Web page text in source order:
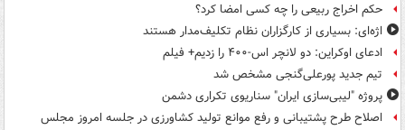
حکم اخراج ربیعی را چه کسی امضا کرد؟
اژه‌ای: بسیاری از کارگزاران نظام تکلیف‌مدار هستند
ادعای اوکراین: دو لانچر اس-۴۰۰ را زدیم+ فیلم
تیم جدید پورعلی‌گنجی مشخص شد
پروژه "لیبی‌سازی ایران" سناریوی تکراری دشمن
اصلاح طرح پشتیبانی و رفع موانع تولید کشاورزی در جلسه امروز مجلس